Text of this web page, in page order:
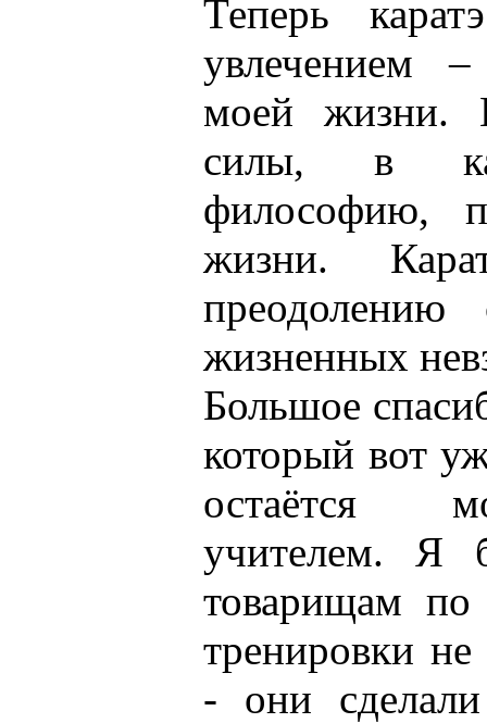
Теперь
увлечением
моей жизни.
силы, в
философию,
жизни.
преодолению
жизненных
Большое
который вот
остаётся
учителем. Я
товарищам по
тренировки не
- они